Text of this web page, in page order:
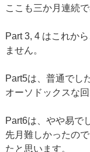
ここも三か月連続
Part 3, 4 はこれか
ません。
Part5は、普通でし
オーソドックスな回
Part6は、やや易で
先月難しかったの
たと思います。